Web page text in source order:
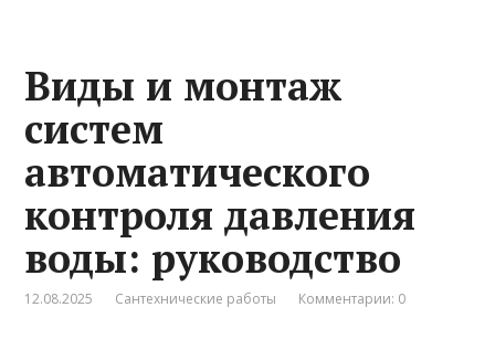
Виды и монтаж
систем
автоматического
контроля давления
воды: руководство
12.08.2025 Сантехнические работы Комментарии: 0